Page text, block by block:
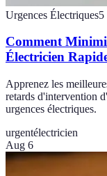
Urgences Électriques5
Comment
Électricien
Apprenez les
retards d'intervention
urgences électriques.
urgentélectricien
Aug 6